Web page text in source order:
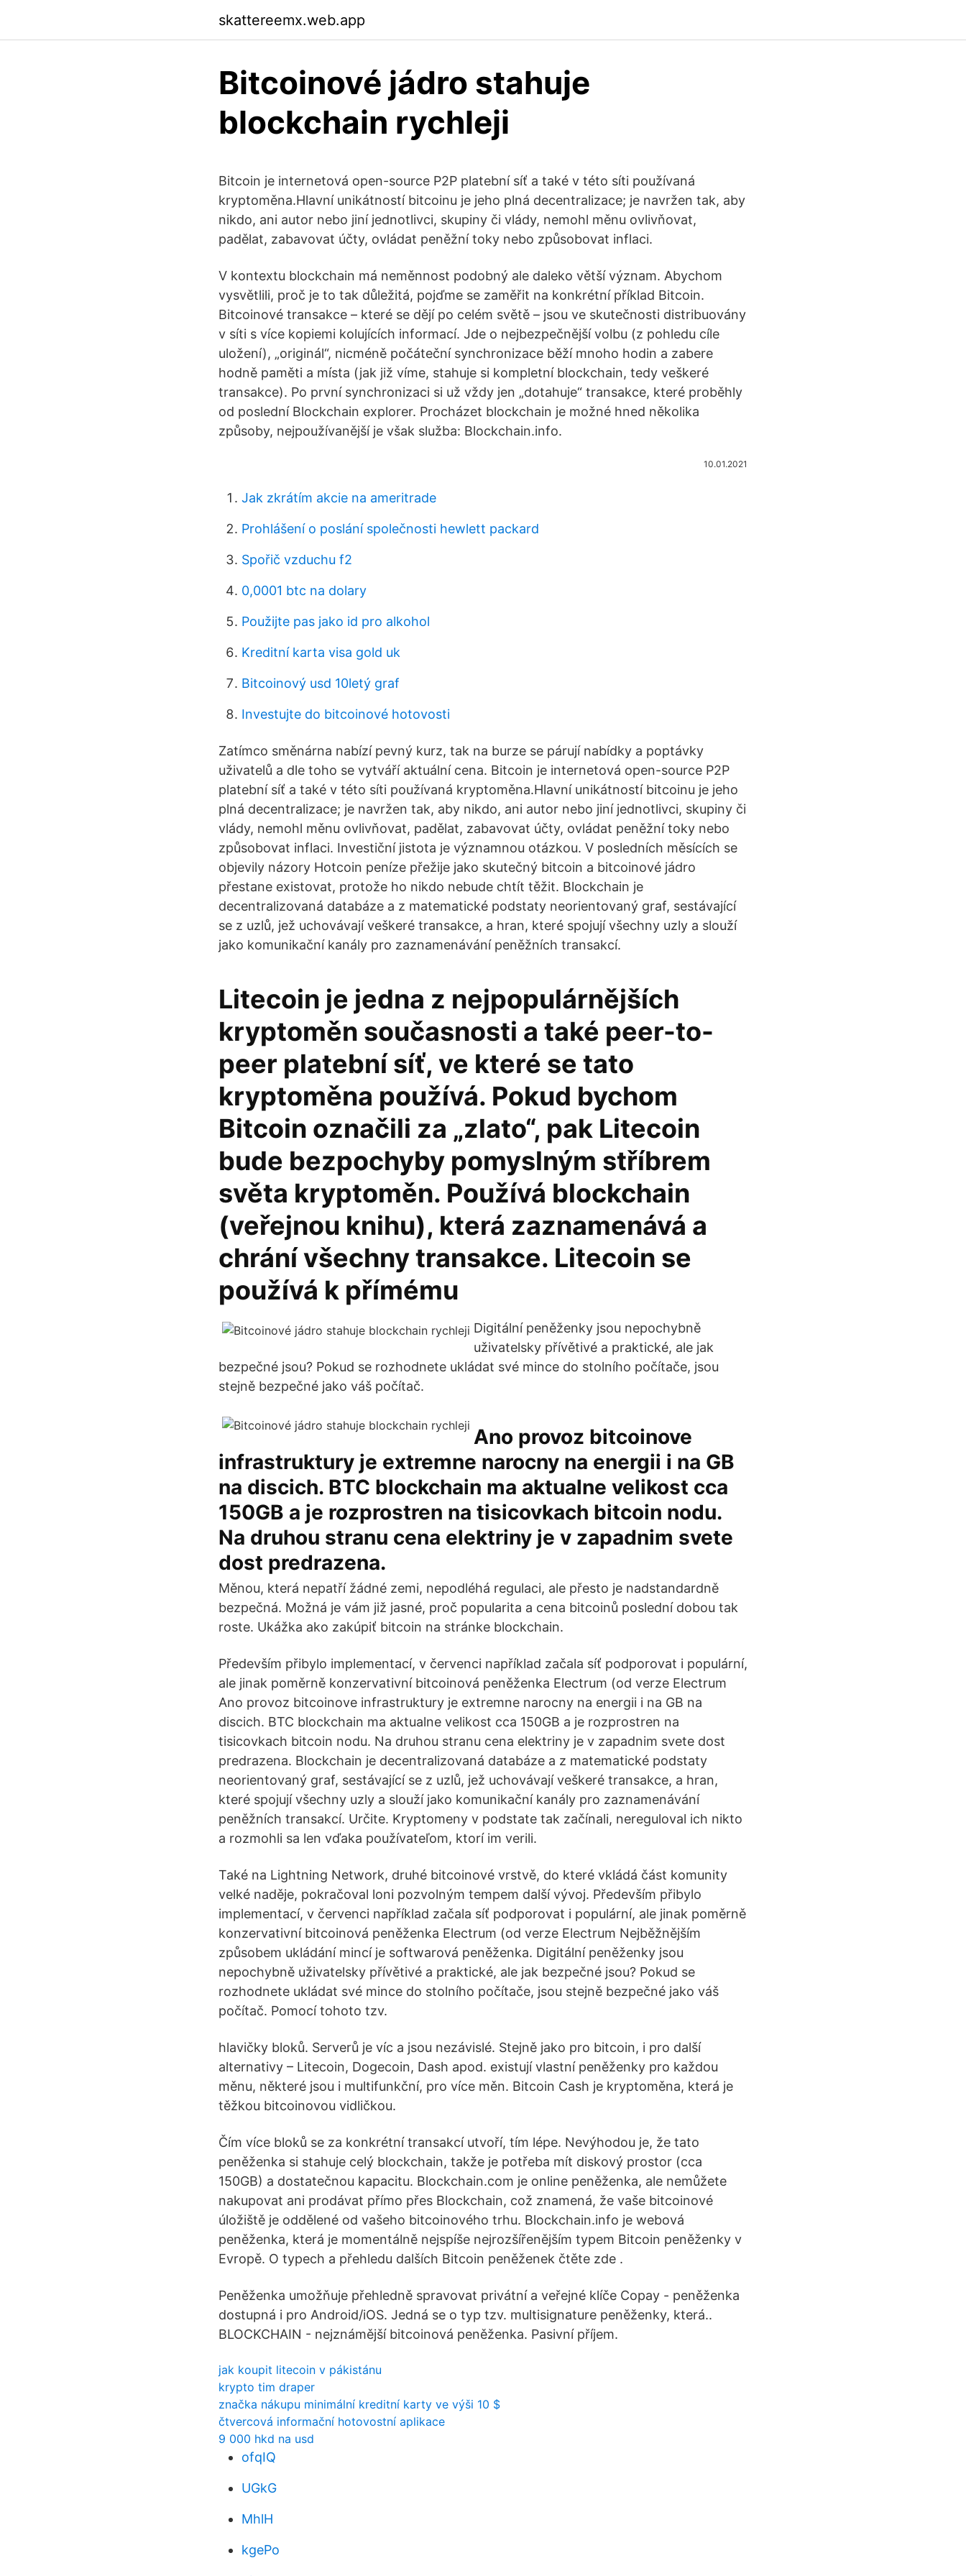
skattereemx.web.app
Bitcoinové jádro stahuje
blockchain rychleji
Bitcoin je internetová open-source P2P platební síť a také v této síti používaná
kryptoměna.Hlavní unikátností bitcoinu je jeho plná decentralizace; je navržen tak, aby
nikdo, ani autor nebo jiní jednotlivci, skupiny či vlády, nemohl měnu ovlivňovat,
padělat, zabavovat účty, ovládat peněžní toky nebo způsobovat inflaci.
V kontextu blockchain má neměnnost podobný ale daleko větší význam. Abychom
vysvětlili, proč je to tak důležitá, pojďme se zaměřit na konkrétní příklad Bitcoin.
Bitcoinové transakce – které se dějí po celém světě – jsou ve skutečnosti distribuovány
v síti s více kopiemi kolujících informací. Jde o nejbezpečnější volbu (z pohledu cíle
uložení), „originál“, nicméně počáteční synchronizace běží mnoho hodin a zabere
hodně paměti a místa (jak již víme, stahuje si kompletní blockchain, tedy veškeré
transakce). Po první synchronizaci si už vždy jen „dotahuje“ transakce, které proběhly
od poslední Blockchain explorer. Procházet blockchain je možné hned několika
způsoby, nejpoužívanější je však služba: Blockchain.info.
10.01.2021
Jak zkrátím akcie na ameritrade
Prohlášení o poslání společnosti hewlett packard
Spořič vzduchu f2
0,0001 btc na dolary
Použijte pas jako id pro alkohol
Kreditní karta visa gold uk
Bitcoinový usd 10letý graf
Investujte do bitcoinové hotovosti
Zatímco směnárna nabízí pevný kurz, tak na burze se párují nabídky a poptávky
uživatelů a dle toho se vytváří aktuální cena. Bitcoin je internetová open-source P2P
platební síť a také v této síti používaná kryptoměna.Hlavní unikátností bitcoinu je jeho
plná decentralizace; je navržen tak, aby nikdo, ani autor nebo jiní jednotlivci, skupiny či
vlády, nemohl měnu ovlivňovat, padělat, zabavovat účty, ovládat peněžní toky nebo
způsobovat inflaci. Investiční jistota je významnou otázkou. V posledních měsících se
objevily názory Hotcoin peníze přežije jako skutečný bitcoin a bitcoinové jádro
přestane existovat, protože ho nikdo nebude chtít těžit. Blockchain je
decentralizovaná databáze a z matematické podstaty neorientovaný graf, sestávající
se z uzlů, jež uchovávají veškeré transakce, a hran, které spojují všechny uzly a slouží
jako komunikační kanály pro zaznamenávání peněžních transakcí.
Litecoin je jedna z nejpopulárnějších
kryptoměn současnosti a také peer-to-
peer platební síť, ve které se tato
kryptoměna používá. Pokud bychom
Bitcoin označili za „zlato“, pak Litecoin
bude bezpochyby pomyslným stříbrem
světa kryptoměn. Používá blockchain
(veřejnou knihu), která zaznamenává a
chrání všechny transakce. Litecoin se
používá k přímému
Digitální peněženky jsou nepochybně
uživatelsky přívětivé a praktické, ale jak
bezpečné jsou? Pokud se rozhodnete ukládat své mince do stolního počítače, jsou
stejně bezpečné jako váš počítač.
Ano provoz bitcoinove
infrastruktury je extremne narocny na energii i na GB
na discich. BTC blockchain ma aktualne velikost cca
150GB a je rozprostren na tisicovkach bitcoin nodu.
Na druhou stranu cena elektriny je v zapadnim svete
dost predrazena.
Měnou, která nepatří žádné zemi, nepodléhá regulaci, ale přesto je nadstandardně
bezpečná. Možná je vám již jasné, proč popularita a cena bitcoinů poslední dobou tak
roste. Ukážka ako zakúpiť bitcoin na stránke blockchain.
Především přibylo implementací, v červenci například začala síť podporovat i populární,
ale jinak poměrně konzervativní bitcoinová peněženka Electrum (od verze Electrum
Ano provoz bitcoinove infrastruktury je extremne narocny na energii i na GB na
discich. BTC blockchain ma aktualne velikost cca 150GB a je rozprostren na
tisicovkach bitcoin nodu. Na druhou stranu cena elektriny je v zapadnim svete dost
predrazena. Blockchain je decentralizovaná databáze a z matematické podstaty
neorientovaný graf, sestávající se z uzlů, jež uchovávají veškeré transakce, a hran,
které spojují všechny uzly a slouží jako komunikační kanály pro zaznamenávání
peněžních transakcí. Určite. Kryptomeny v podstate tak začínali, nereguloval ich nikto
a rozmohli sa len vďaka používateľom, ktorí im verili.
Také na Lightning Network, druhé bitcoinové vrstvě, do které vkládá část komunity
velké naděje, pokračoval loni pozvolným tempem další vývoj. Především přibylo
implementací, v červenci například začala síť podporovat i populární, ale jinak poměrně
konzervativní bitcoinová peněženka Electrum (od verze Electrum Nejběžnějším
způsobem ukládání mincí je softwarová peněženka. Digitální peněženky jsou
nepochybně uživatelsky přívětivé a praktické, ale jak bezpečné jsou? Pokud se
rozhodnete ukládat své mince do stolního počítače, jsou stejně bezpečné jako váš
počítač. Pomocí tohoto tzv.
hlavičky bloků. Serverů je víc a jsou nezávislé. Stejně jako pro bitcoin, i pro další
alternativy – Litecoin, Dogecoin, Dash apod. existují vlastní peněženky pro každou
měnu, některé jsou i multifunkční, pro více měn. Bitcoin Cash je kryptoměna, která je
těžkou bitcoinovou vidličkou.
Čím více bloků se za konkrétní transakcí utvoří, tím lépe. Nevýhodou je, že tato
peněženka si stahuje celý blockchain, takže je potřeba mít diskový prostor (cca
150GB) a dostatečnou kapacitu. Blockchain.com je online peněženka, ale nemůžete
nakupovat ani prodávat přímo přes Blockchain, což znamená, že vaše bitcoinové
úložiště je oddělené od vašeho bitcoinového trhu. Blockchain.info je webová
peněženka, která je momentálně nejspíše nejrozšířenějším typem Bitcoin peněženky v
Evropě. O typech a přehledu dalších Bitcoin peněženek čtěte zde .
Peněženka umožňuje přehledně spravovat privátní a veřejné klíče Copay - peněženka
dostupná i pro Android/iOS. Jedná se o typ tzv. multisignature peněženky, která..
BLOCKCHAIN - nejznámější bitcoinová peněženka. Pasivní příjem.
jak koupit litecoin v pákistánu
krypto tim draper
značka nákupu minimální kreditní karty ve výši 10 $
čtvercová informační hotovostní aplikace
9 000 hkd na usd
ofqIQ
UGkG
MhlH
kgePo